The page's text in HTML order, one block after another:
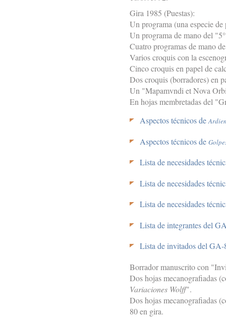
Gira 1985 (Puestas):
Un programa (una especie
Un programa de mano del
Cuatro programas de mano
Varios croquis con la
Cinco croquis en papel de
Dos croquis (borradores) en
Un "Mapamvndi et Nova
En hojas membretadas del
Aspectos técnicos de
Aspectos técnicos de
Lista de necesidades
Lista de necesidades
Lista de necesidades
Lista de integrantes del
Lista de invitados del
Borrador manuscrito con
Dos hojas mecanografiadas
Variaciones Wolff".
Dos hojas mecanografiadas
80 en gira.